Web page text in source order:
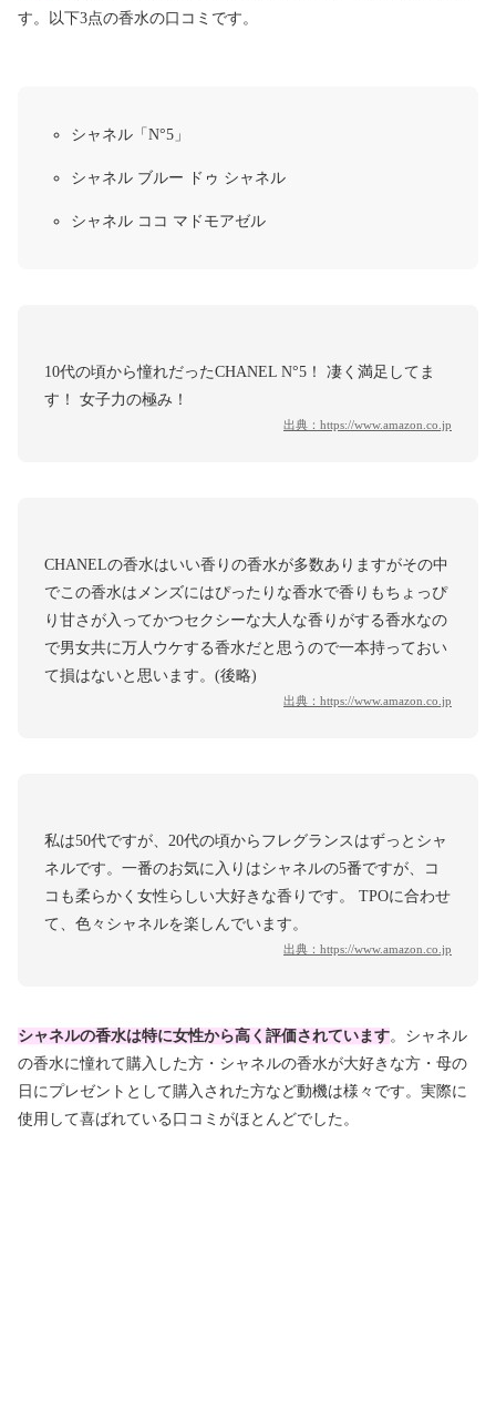
す。以下3点の香水の口コミです。
シャネル「N°5」
シャネル ブルー ドゥ シャネル
シャネル ココ マドモアゼル
10代の頃から憧れだったCHANEL N°5！ 凄く満足してま
す！ 女子力の極み！
出典： https://www.amazon.co.jp
CHANELの香水はいい香りの香水が多数ありますがその中
でこの香水はメンズにはぴったりな香水で香りもちょっぴ
り甘さが入ってかつセクシーな大人な香りがする香水なの
で男女共に万人ウケする香水だと思うので一本持っておい
て損はないと思います。(後略)
出典： https://www.amazon.co.jp
私は50代ですが、20代の頃からフレグランスはずっとシャ
ネルです。一番のお気に入りはシャネルの5番ですが、コ
コも柔らかく女性らしい大好きな香りです。 TPOに合わせ
て、色々シャネルを楽しんでいます。
出典： https://www.amazon.co.jp
シャネルの香水は特に女性から高く評価されています。シャネル
の香水に憧れて購入した方・シャネルの香水が大好きな方・母の
日にプレゼントとして購入された方など動機は様々です。実際に
使用して喜ばれている口コミがほとんどでした。